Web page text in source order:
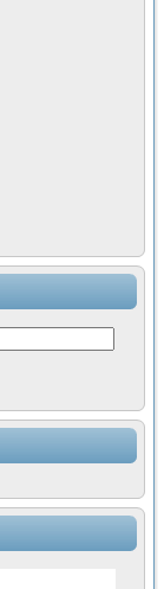
элементной
для
подвижного
Nl SCXI для
сварных
зрения в
для
аппаратуры для
ДВС в
передачи данных
для исследования
исследования
основе цифровой
измерителя ВАХ
сигналов -
с высоким
состояния для